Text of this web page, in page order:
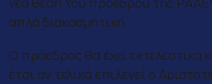
απλά διακοσμητική…
Ο πρόεδρος θα έχει εκτελεστικά
έτσι αν τελικά επιλεγεί ο